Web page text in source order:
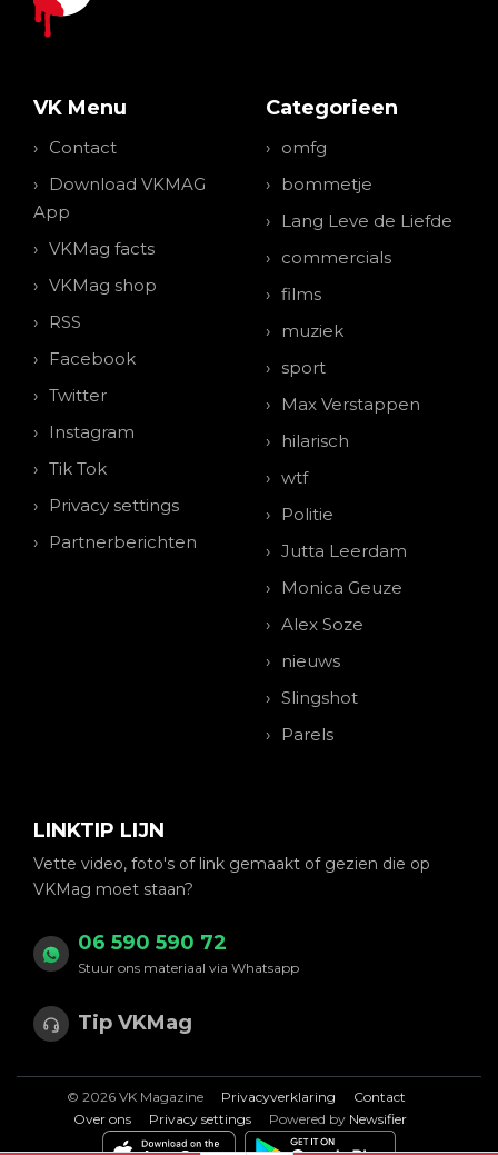
VK Menu
Contact
Download VKMAG
App
VKMag facts
VKMag shop
RSS
Facebook
Twitter
Instagram
Tik Tok
Privacy settings
Partnerberichten
Categorieen
omfg
bommetje
Lang Leve de Liefde
commercials
films
muziek
sport
Max Verstappen
hilarisch
wtf
Politie
Jutta Leerdam
Monica Geuze
Alex Soze
nieuws
Slingshot
Parels
LINKTIP LIJN
Vette video, foto's of link gemaakt of gezien die op
VKMag moet staan?
06 590 590 72
Stuur ons materiaal via Whatsapp
Tip VKMag
© 2026 VK Magazine Privacyverklaring
Contact
Over ons
Privacy settings Powered by Newsifier